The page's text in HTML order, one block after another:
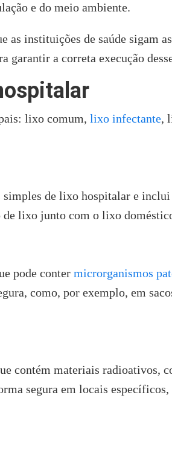
e do meio ambiente.
as instituições de saúde sigam
garantir a correta execução
lixo comum, lixo infectante,
de lixo hospitalar e
de lixo junto com o lixo
pode conter microrganismos
como, por exemplo, em
contém materiais radioativos,
segura em locais